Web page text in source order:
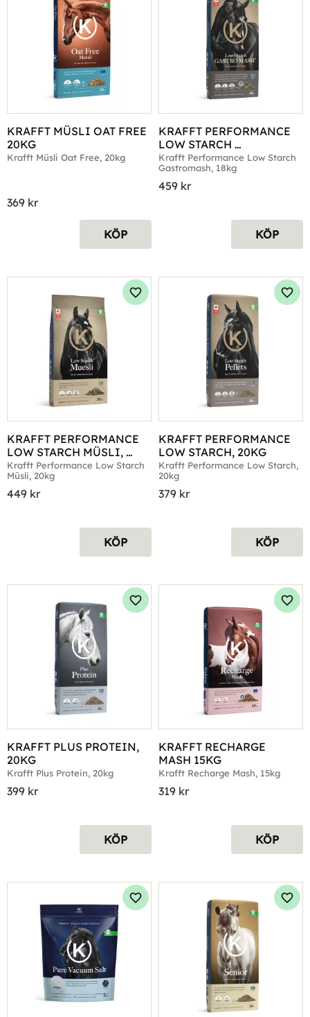
KRAFFT MÜSLI OAT FREE
20KG
Krafft Müsli Oat Free, 20kg
369 kr
KÖP
KRAFFT PERFORMANCE
LOW STARCH
GASTROMASH 18KG
Krafft Performance Low Starch
Gastromash, 18kg
459 kr
KÖP
KRAFFT PERFORMANCE
LOW STARCH MÜSLI,
20KG
Krafft Performance Low Starch
Müsli, 20kg
449 kr
Lägg till i favoriter
KÖP
KRAFFT PERFORMANCE
LOW STARCH, 20KG
Krafft Performance Low Starch,
20kg
379 kr
KÖP
KRAFFT PLUS PROTEIN,
20KG
Krafft Plus Protein, 20kg
399 kr
Lägg till i favoriter
KÖP
KRAFFT RECHARGE
MASH 15KG
Krafft Recharge Mash, 15kg
319 kr
KÖP
Lägg till i favoriter